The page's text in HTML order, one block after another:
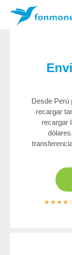
Desde Perú
recargar
recargar